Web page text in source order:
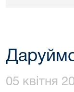
05 квітня